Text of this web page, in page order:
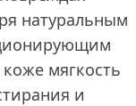
натуральным
мягкость
и